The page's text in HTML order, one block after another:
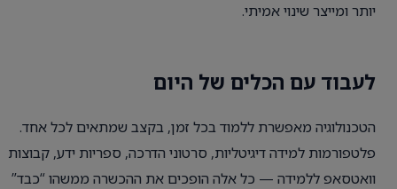
יותר ומייצר שינוי אמיתי.
לעבוד עם הכלים של היום
הטכנולוגיה מאפשרת ללמוד בכל זמן, בקצב שמתאים לכל אחד.
פלטפורמות למידה דיגיטליות, סרטוני הדרכה, ספריות ידע, קבוצות
וואטסאפ ללמידה — כל אלה הופכים את ההכשרה ממשהו “כבד”